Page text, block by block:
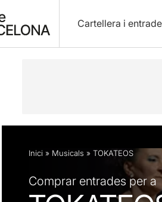
Cartellera i
Descripció Fitxa artística
Inici » Musicals » TOKATEOS
Comprar entrades per a